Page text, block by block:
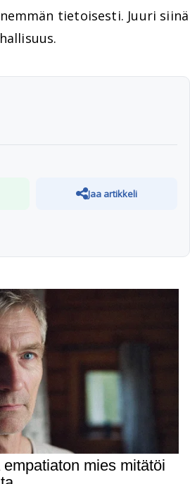
tietoisesti. Juuri siinä
Jaa artikkeli